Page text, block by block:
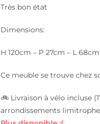
Très bon état
Dimensions:
H 120cm – P 27cm – L 68cm
Ce meuble se trouve chez
🚲 Livraison à vélo incluse
arrondissements